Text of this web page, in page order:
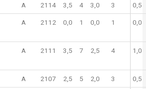
A 2114 3,5 4 3,0 3 0,5
A 2112 0,0 1 0,0 1 0,0
A 2111 3,5 7 2,5 4 1,0
A 2107 2,5 5 2,0 3 0,5